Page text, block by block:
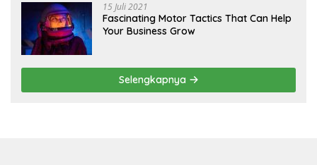
15 Juli 2021
Fascinating Motor Tactics That Can Help
Your Business Grow
Selengkapnya